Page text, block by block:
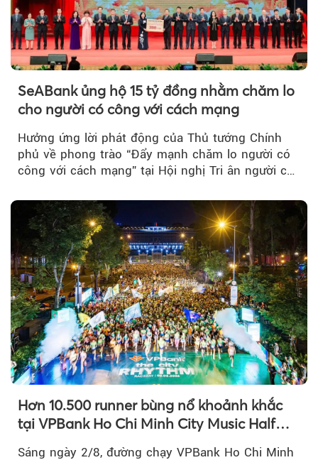
SeABank ủng hộ 15 tỷ đồng nhằm chăm lo
cho người có công với cách mạng
Hưởng ứng lời phát động của Thủ tướng Chính
phủ về phong trào “Đẩy mạnh chăm lo người có
công với cách mạng” tại Hội nghị Tri ân người có
Hơn 10.500 runner bùng nổ khoảnh khắc
tại VPBank Ho Chi Minh City Music Half
Sáng ngày 2/8, đường chạy VPBank Ho Chi Minh